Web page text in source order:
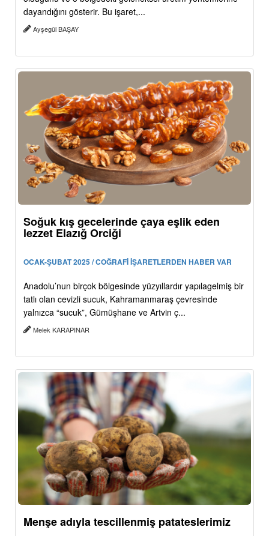
dayandığını gösterir. Bu işaret,...
Ayşegül BAŞAY
Soğuk kış gecelerinde çaya eşlik eden
lezzet Elazığ Orciği
OCAK-ŞUBAT 2025 / COĞRAFİ İŞARETLERDEN HABER VAR
Anadolu’nun birçok bölgesinde yüzyıllardır yapılagelmiş bir
tatlı olan cevizli sucuk, Kahramanmaraş çevresinde
yalnızca “sucuk”, Gümüşhane ve Artvin ç...
Melek KARAPINAR
Menşe adıyla tescillenmiş patateslerimiz